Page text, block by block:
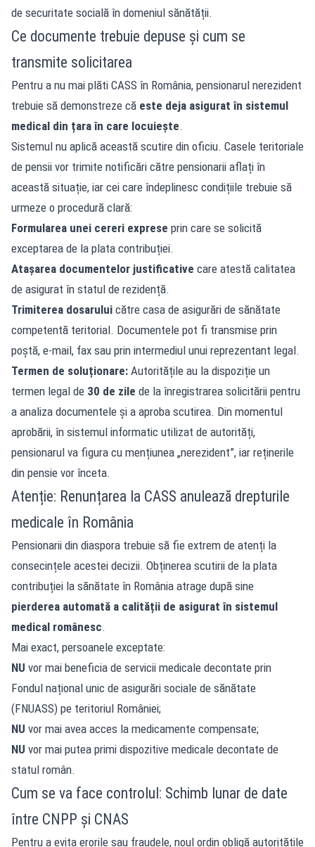
de securitate socială în domeniul sănătății.
Ce documente trebuie depuse și cum se
transmite solicitarea
Pentru a nu mai plăti CASS în România, pensionarul nerezident
trebuie să demonstreze că este deja asigurat în sistemul
medical din țara în care locuiește.
Sistemul nu aplică această scutire din oficiu. Casele teritoriale
de pensii vor trimite notificări către pensionarii aflați în
această situație, iar cei care îndeplinesc condițiile trebuie să
urmeze o procedură clară:
Formularea unei cereri exprese prin care se solicită
exceptarea de la plata contribuției.
Atașarea documentelor justificative care atestă calitatea
de asigurat în statul de rezidență.
Trimiterea dosarului către casa de asigurări de sănătate
competentă teritorial. Documentele pot fi transmise prin
poștă, e-mail, fax sau prin intermediul unui reprezentant legal.
Termen de soluționare: Autoritățile au la dispoziție un
termen legal de 30 de zile de la înregistrarea solicitării pentru
a analiza documentele și a aproba scutirea. Din momentul
aprobării, în sistemul informatic utilizat de autorități,
pensionarul va figura cu mențiunea „nerezident”, iar reținerile
din pensie vor înceta.
Atenție: Renunțarea la CASS anulează drepturile
medicale în România
Pensionarii din diaspora trebuie să fie extrem de atenți la
consecințele acestei decizii. Obținerea scutirii de la plata
contribuției la sănătate în România atrage după sine
pierderea automată a calității de asigurat în sistemul
medical românesc.
Mai exact, persoanele exceptate:
NU vor mai beneficia de servicii medicale decontate prin
Fondul național unic de asigurări sociale de sănătate
(FNUASS) pe teritoriul României;
NU vor mai avea acces la medicamente compensate;
NU vor mai putea primi dispozitive medicale decontate de
statul român.
Cum se va face controlul: Schimb lunar de date
între CNPP și CNAS
Pentru a evita erorile sau fraudele, noul ordin obligă autoritățile